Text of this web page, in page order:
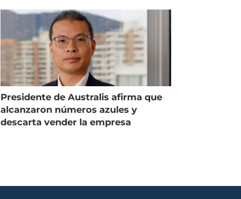
Presidente de Australis afirma que
alcanzaron números azules y
descarta vender la empresa